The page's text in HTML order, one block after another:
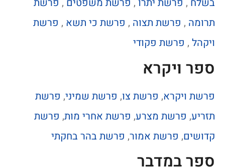
תרומה , פרשת תצוה , פרשת כי תשא , פרשת
ויקהל , פרשת פקודי
ספר ויקרא
פרשת ויקרא, פרשת צו, פרשת שמיני, פרשת
תזריע, פרשת מצרע, פרשת אחרי מות, פרשת
קדושים, פרשת אמור, פרשת בהר בחקתי
ספר במדבר